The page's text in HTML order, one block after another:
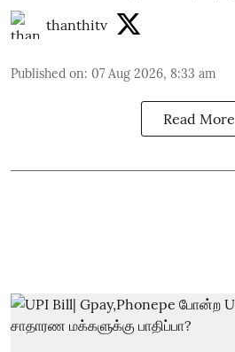
thanthitv
Published on: 07 Aug 2026, 8:33 am
Read More